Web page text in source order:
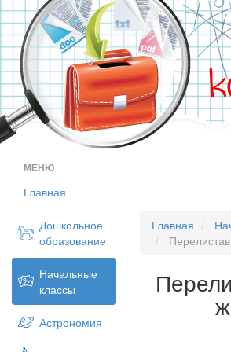
МЕНЮ
Главная
Дошкольное
образование
Начальные
классы
Астрономия
Главная